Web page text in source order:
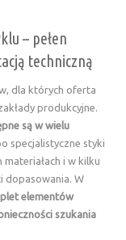
– pełen
techniczną
dla których oferta
produkcyjne.
są w wielu
specjalistyczne styki
i w kilku
dopasowania. W
elementów
szukania